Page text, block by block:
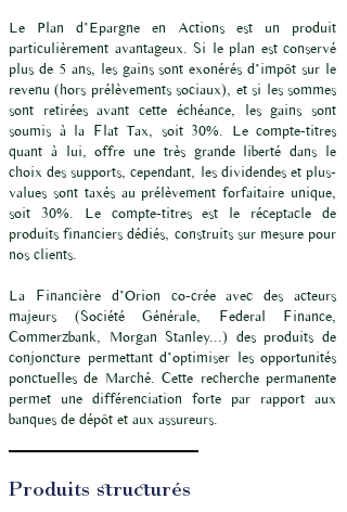
Le Plan d’Epargne en Actions est un produit
particulièrement avantageux. Si le plan est conservé
plus de 5 ans, les gains sont exonérés d’impôt sur le
revenu (hors prélèvements sociaux), et si les sommes
sont retirées avant cette échéance, les gains sont
soumis à la Flat Tax, soit 30%. Le compte-titres
quant à lui, offre une très grande liberté dans le
choix des supports, cependant, les dividendes et plus-
values sont taxés au prélèvement forfaitaire unique,
soit 30%. Le compte-titres est le réceptacle de
produits financiers dédiés, construits sur mesure pour
nos clients.
La Financière d’Orion co-crée avec des acteurs
majeurs (Société Générale, Federal Finance,
Commerzbank, Morgan Stanley...) des produits de
conjoncture permettant d’optimiser les opportunités
ponctuelles de Marché. Cette recherche permanente
permet une différenciation forte par rapport aux
banques de dépôt et aux assureurs.
Produits structurés